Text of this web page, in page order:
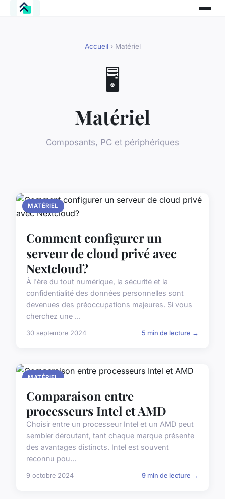
Accueil› Matériel
🖥️
Matériel
Composants, PC et périphériques
MATÉRIEL
Comment configurer un
serveur de cloud privé avec
Nextcloud?
À l'ère du tout numérique, la sécurité et la
confidentialité des données personnelles sont
devenues des préoccupations majeures. Si vous
cherchez une ...
30 septembre 2024 5 min de lecture →
MATÉRIEL
Comparaison entre
processeurs Intel et AMD
Choisir entre un processeur Intel et un AMD peut
sembler déroutant, tant chaque marque présente
des avantages distincts. Intel est souvent
reconnu pou...
9 octobre 2024 9 min de lecture →